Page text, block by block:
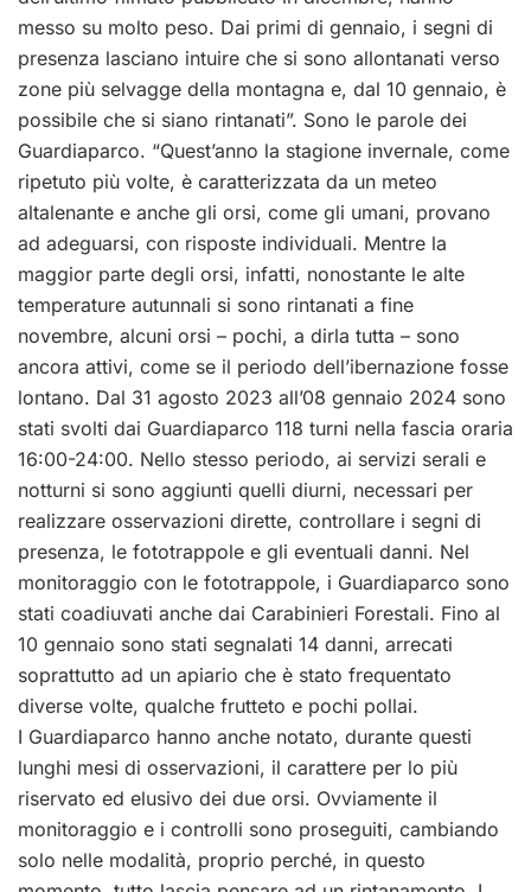
messo su molto peso. Dai primi di gennaio, i segni di
presenza lasciano intuire che si sono allontanati verso
zone più selvagge della montagna e, dal 10 gennaio, è
possibile che si siano rintanati”. Sono le parole dei
Guardiaparco. “Quest’anno la stagione invernale, come
ripetuto più volte, è caratterizzata da un meteo
altalenante e anche gli orsi, come gli umani, provano
ad adeguarsi, con risposte individuali. Mentre la
maggior parte degli orsi, infatti, nonostante le alte
temperature autunnali si sono rintanati a fine
novembre, alcuni orsi – pochi, a dirla tutta – sono
ancora attivi, come se il periodo dell’ibernazione fosse
lontano. Dal 31 agosto 2023 all’08 gennaio 2024 sono
stati svolti dai Guardiaparco 118 turni nella fascia oraria
16:00-24:00. Nello stesso periodo, ai servizi serali e
notturni si sono aggiunti quelli diurni, necessari per
realizzare osservazioni dirette, controllare i segni di
presenza, le fototrappole e gli eventuali danni. Nel
monitoraggio con le fototrappole, i Guardiaparco sono
stati coadiuvati anche dai Carabinieri Forestali. Fino al
10 gennaio sono stati segnalati 14 danni, arrecati
soprattutto ad un apiario che è stato frequentato
diverse volte, qualche frutteto e pochi pollai.
I Guardiaparco hanno anche notato, durante questi
lunghi mesi di osservazioni, il carattere per lo più
riservato ed elusivo dei due orsi. Ovviamente il
monitoraggio e i controlli sono proseguiti, cambiando
solo nelle modalità, proprio perché, in questo